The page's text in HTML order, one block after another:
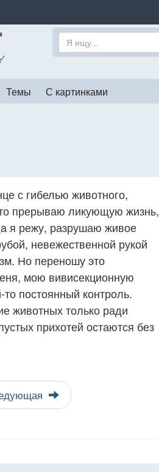
Темы С картинками
с гибелью животного,
прерываю ликующую жизнь,
я режу, разрушаю живое
невежественной рукой
Но переношу это
мою вивисекционную
постоянный контроль.
животных только ради
прихотей остаются без